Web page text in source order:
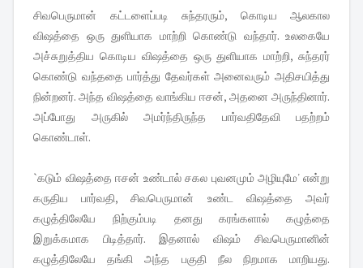
சிவபெருமான் கட்டளைப்படி சுந்தரரும், கொடிய ஆலகால
விஷத்தை ஒரு துளியாக மாற்றி கொண்டு வந்தார். உலகையே
அச்சுறுத்திய கொடிய விஷத்தை ஒரு துளியாக மாற்றி, சுந்தரர்
கொண்டு வந்ததை பார்த்து தேவர்கள் அனைவரும் அதிசயித்து
நின்றனர். அந்த விஷத்தை வாங்கிய ஈசன், அதனை அருந்தினார்.
அப்போது அருகில் அமர்ந்திருந்த பார்வதிதேவி பதற்றம்
கொண்டாள்.
`கடும் விஷத்தை ஈசன் உண்டால் சகல புவனமும் அழியுமே' என்று
கருதிய பார்வதி, சிவபெருமான் உண்ட விஷத்தை அவர்
கழுத்திலேயே நிற்கும்படி தனது கரங்களால் கழுத்தை
இறுக்கமாக பிடித்தார். இதனால் விஷம் சிவபெருமானின்
கழுத்திலேயே தங்கி அந்த பகுதி நீல நிறமாக மாறியது.